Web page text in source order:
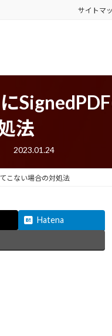
サイトマ
法
最
新
日
2023.01.24
こない場合の対処法
Hatena